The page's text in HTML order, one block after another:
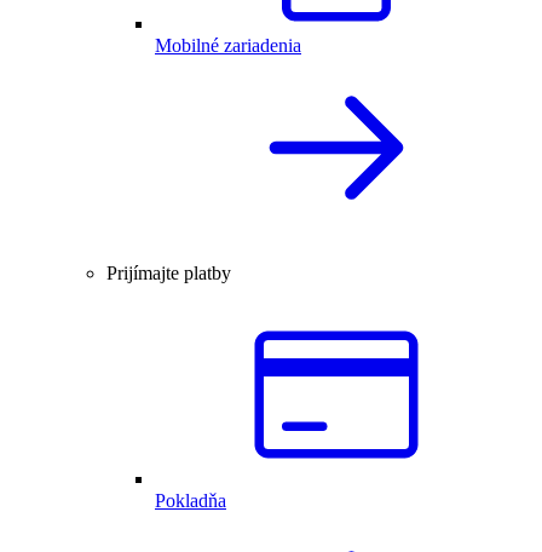
Mobilné zariadenia
Prijímajte platby
Pokladňa